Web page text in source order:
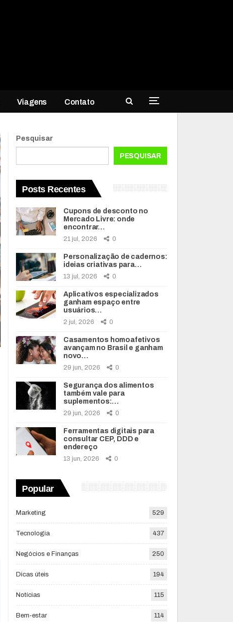
Viagens Contato
Pesquisar
PESQUISAR
Posts Recentes
Cupons de desconto no
Mercado Livre: onde
encontrar…
21 jul, 2026 0
Personalização de cadernos:
ideias criativas para…
13 jul, 2026 0
Aplicativos especializados
ganham espaço entre
usuários…
2 jul, 2026 0
Casamentos homoafetivos
avançam no Brasil e ganham
novo…
29 jun, 2026 0
Segurança dos alimentos
também vale para
suplementos:…
29 jun, 2026 0
Ferramentas digitais para
consultar CEP, DDD e
endereço
13 jun, 2026 0
Popular
Marketing 529
Tecnologia 437
Negócios e Finanças 250
Dicas úteis 194
Notícias 115
Bem-estar 114